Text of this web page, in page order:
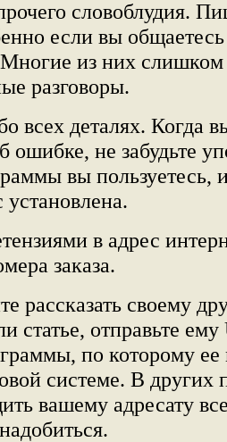
словоблудия.
если вы
из них слишком
разговоры.
всех деталях. Когда
ошибке, не забудьте
вы пользуетесь,
установлена.
в адрес
заказа.
рассказать своему
статье, отправьте
по которому
системе. В других
вашему адресату